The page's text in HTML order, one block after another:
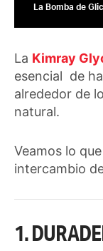
La Bomba de
La Kimray
esencial de
alrededor de
natural.
Veamos lo
intercambio
1.